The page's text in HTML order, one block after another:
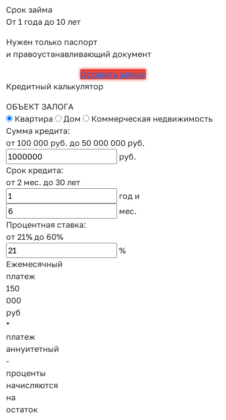
Срок займа
От 1 года до 10 лет
Нужен только паспорт
и правоустанавливающий документ
Оставить заявку
Кредитный калькулятор
ОБЪЕКТ ЗАЛОГА
Квартира
Дом
Коммерческая недвижимость
Сумма кредита:
от 100 000 руб. до 50 000 000 руб.
руб.
Срок кредита:
от 2 мес. до 30 лет
год и
мес.
Процентная ставка:
от 21% до 60%
%
Ежемесячный
платеж
150
000
руб
*
платеж
аннуитетный
-
проценты
начисляются
на
остаток